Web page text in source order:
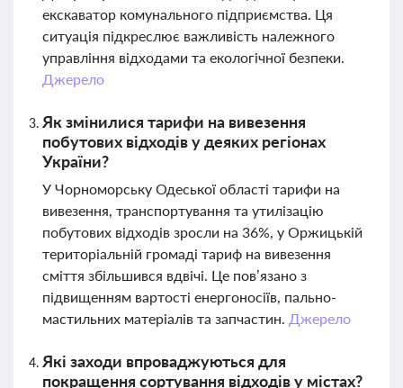
екскаватор комунального підприємства. Ця
ситуація підкреслює важливість належного
управління відходами та екологічної безпеки.
Джерело
Як змінилися тарифи на вивезення
побутових відходів у деяких регіонах
України?
У Чорноморську Одеської області тарифи на
вивезення, транспортування та утилізацію
побутових відходів зросли на 36%, у Оржицькій
територіальній громаді тариф на вивезення
сміття збільшився вдвічі. Це пов’язано з
підвищенням вартості енергоносіїв, пально-
мастильних матеріалів та запчастин. Джерело
Які заходи впроваджуються для
покращення сортування відходів у містах?